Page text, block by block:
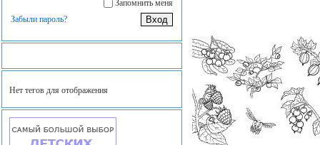
Запомнить меня
Забыли пароль?
Нет тегов для отображения